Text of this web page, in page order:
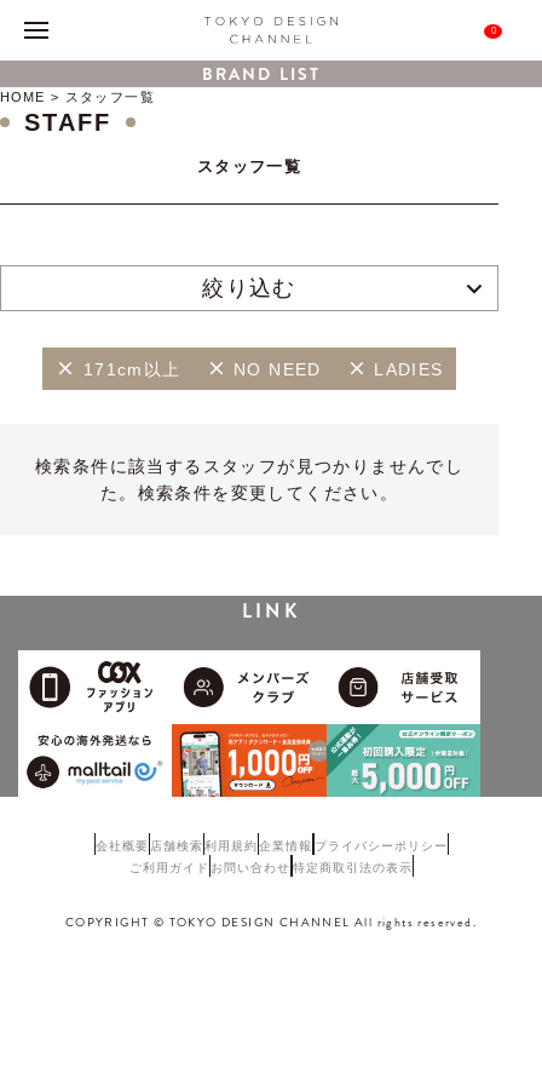
0
BRAND LIST
HOME スタッフ一覧
STAFF
スタッフ一覧
絞り込む
171cm以上 NO NEED LADIES
検索条件に該当するスタッフが見つかりませんでし
た。検索条件を変更してください。
LINK
会社概要 店舗検索利用規約企業情報 プライバシーポリシー
ご利用ガイド お問い合わせ 特定商取引法の表示
COPYRIGHT © TOKYO DESIGN CHANNEL All rights reserved.